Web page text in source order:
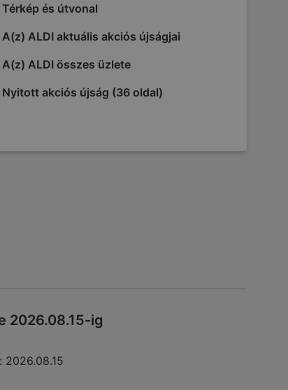
Térkép és útvonal
A(z) ALDI aktuális akciós újságjai
A(z) ALDI összes üzlete
Nyitott akciós újság (36 oldal)
2026.08.15-ig
2026.08.15